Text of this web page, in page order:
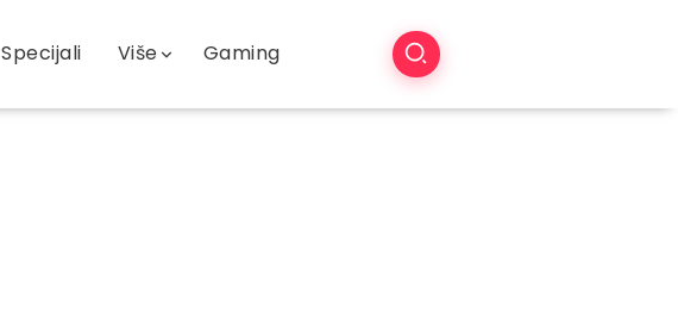
Specijali Više Gaming